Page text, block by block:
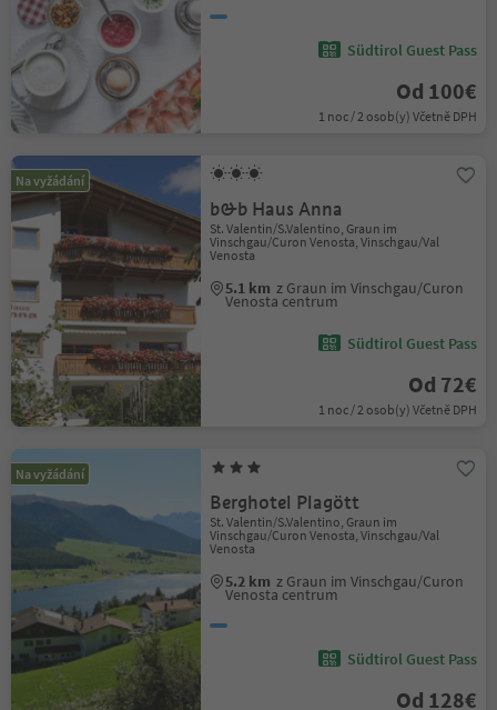
Südtirol Guest Pass
Od 100€
1 noc / 2 osob(y) Včetně DPH
Na vyžádání
b&b Haus Anna
St. Valentin/S.Valentino, Graun im
Vinschgau/Curon Venosta, Vinschgau/Val
Venosta
5.1 km z Graun im Vinschgau/Curon
Venosta centrum
Südtirol Guest Pass
Od 72€
1 noc / 2 osob(y) Včetně DPH
Na vyžádání
Berghotel Plagött
St. Valentin/S.Valentino, Graun im
Vinschgau/Curon Venosta, Vinschgau/Val
Venosta
5.2 km z Graun im Vinschgau/Curon
Venosta centrum
Südtirol Guest Pass
Od 128€